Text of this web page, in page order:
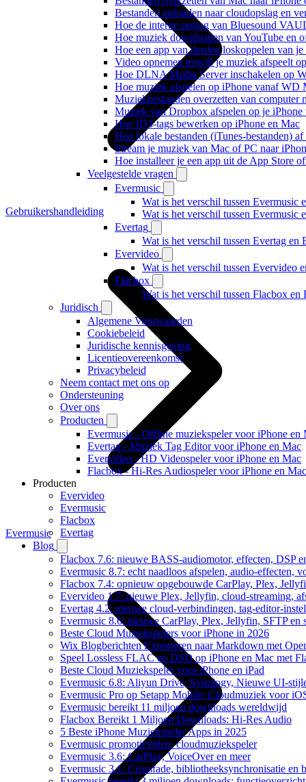
Bestanden uploaden naar cloudopslag en
Hoe de interne opslag van Bluesound
Hoe muziek downloaden van YouTube en
Hoe een app van derden loskoppelen van
Video opnemen terwijl je muziek afspeelt
Hoe DLNA Media Server inschakelen op
Hoe muziek afspelen op iPhone vanaf WD
Muziekbestanden overzetten van
Muziek van Dropbox afspelen op je
Hoe ID3-tags bewerken op iPhone en Mac
Hoe lokale bestanden (iTunes-bestanden)
Stream je muziek van Mac of PC naar
Hoe installeer je een app uit de App Store
Veelgestelde vragen
Evermusic
Wat is het verschil tussen Evermusic
Wat is het verschil tussen Evermusic
Evertag
Wat is het verschil tussen Evertag en
Evervideo
Wat is het verschil tussen Evervideo
Flacbox
Wat is het verschil tussen Flacbox en
Juridisch
Algemene Voorwaarden
Cookiebeleid
Juridische kennisgeving
Licentieovereenkomst
Privacybeleid
Neem contact met ons op
Ondersteuning
Over ons
Producten
Evermusic - Offline muziekspeler voor iPhone en
Evertag - Muziek Tag Editor voor iPhone en Mac
Evervideo - HD Videospeler voor iPhone en Mac
Flacbox - Hi-Res Audiospeler voor iPhone en Mac
Producten
Evervideo
Evermusic
Flacbox
Evertag
Blog
Flacbox 7.6: nieuwe BASS-audiomotor, effecten, DSP
Evermusic 8.7: echt naadloos afspelen, audio-effecten,
Flacbox 7.4: opnieuw opgebouwde CarPlay, Plex,
Evervideo 1.7: nieuwe Plex, Jellyfin, cloud-streaming,
Evertag 4.2: nieuwe cloud-verbindingen, tag-editor-
Evermusic 8.6: nieuwe CarPlay, Plex, Jellyfin, SFTP en
Beste Cloud Muziekspelers voor iPhone in 2026
Wix Blogberichten Exporteren naar Markdown met
Speel Lossless FLAC en DSD op iPhone en Mac met
Beste Cloud Muziekspeler voor iPhone en iPad
Evermusic 6.8: Aliyun Drive, Synology, Nieuwe UI-
Evermusic Pro op Setapp Mobile: Cloudmuziek voor
Evermusic bereikt 11 miljoen downloads wereldwijd
Flacbox Bereikt 1 Miljoen Downloads: Hi-Res Audio
5 Beste iPhone Muziekspeler Apps in 2025
Evermusic promotievideo: cloudmuziekspeler
Evermusic 3.6: CarPlay, VoiceOver en meer
Evermusic 3.1: Crossfade, bibliotheeksynchronisatie en
Gebruikershandleiding
Evermusic